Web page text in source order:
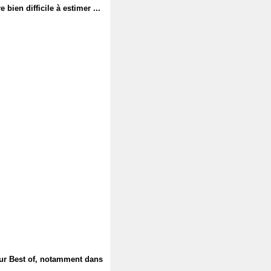
bien difficile à estimer ...
Best of, notamment dans